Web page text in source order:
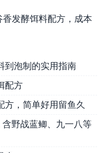
发酵饵料配方，成本
到泡制的实用指南
配方
方，简单好用留鱼久
野战蓝鲫、九一八等